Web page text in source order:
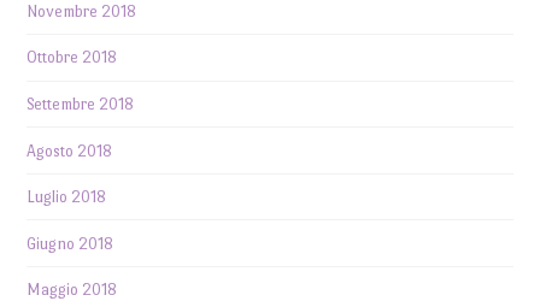
Novembre 2018
Ottobre 2018
Settembre 2018
Agosto 2018
Luglio 2018
Giugno 2018
Maggio 2018